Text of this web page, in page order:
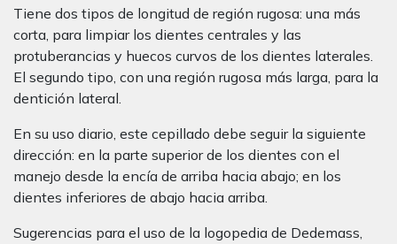
Tiene dos tipos de longitud de región rugosa: una más
corta, para limpiar los dientes centrales y las
protuberancias y huecos curvos de los dientes laterales.
El segundo tipo, con una región rugosa más larga, para la
dentición lateral.
En su uso diario, este cepillado debe seguir la siguiente
dirección: en la parte superior de los dientes con el
manejo desde la encía de arriba hacia abajo; en los
dientes inferiores de abajo hacia arriba.
Sugerencias para el uso de la logopedia de Dedemass,